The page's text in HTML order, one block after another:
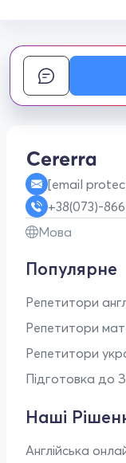
[email
+38(073)-
Мова
Популярне
Репетитори
Репетитори
Репетитори
Підготовка до
Наші
Англійська